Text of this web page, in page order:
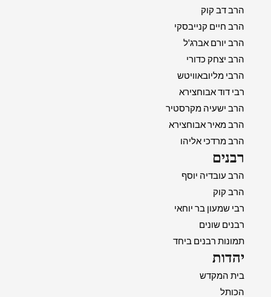
הרב דב קוק
הרב חיים קנייבסקי
הרב יורם אברג'ל
הרב יצחק כדורי
הרבי מליובאוויטש
רבי דוד אבוחצירא
הרב ישעיה מקרסטיר
הרב מאיר אבוחצירא
הרב מרדכי אליהו
רבנים
הרב עובדיה יוסף
הרב קוק
רבי שמעון בר יוחאי
רבנים שונים
תמונות רבנים ביחד
יהדות
בית המקדש
הכותל